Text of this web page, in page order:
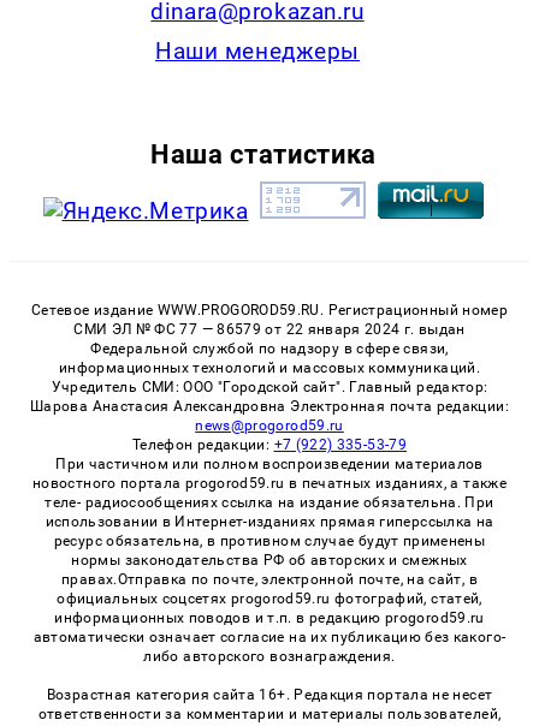
dinara@prokazan.ru
Наши менеджеры
Наша статистика
Сетевое издание WWW.PROGOROD59.RU. Регистрационный номер
СМИ ЭЛ № ФС 77 — 86579 от 22 января 2024 г. выдан
Федеральной службой по надзору в сфере связи,
информационных технологий и массовых коммуникаций.
Учредитель СМИ: ООО "Городской сайт". Главный редактор:
Шарова Анастасия Александровна Электронная почта редакции:
news@progorod59.ru
Телефон редакции: +7 (922) 335-53-79
При частичном или полном воспроизведении материалов
новостного портала progorod59.ru в печатных изданиях, а также
теле- радиосообщениях ссылка на издание обязательна. При
использовании в Интернет-изданиях прямая гиперссылка на
ресурс обязательна, в противном случае будут применены
нормы законодательства РФ об авторских и смежных
правах.Отправка по почте, электронной почте, на сайт, в
официальных соцсетях progorod59.ru фотографий, статей,
информационных поводов и т.п. в редакцию progorod59.ru
автоматически означает согласие на их публикацию без какого-
либо авторского вознаграждения.
Возрастная категория сайта 16+. Редакция портала не несет
ответственности за комментарии и материалы пользователей,